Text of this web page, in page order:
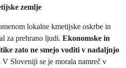
zemlje
lokalne kmetijske oskrbe in
za prehrano ljudi. Ekonomske in
zato ne smejo voditi v nadaljnjo
V Sloveniji se je morala namreč v